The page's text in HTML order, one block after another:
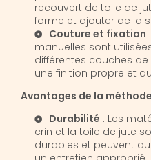
recouvert de toile de
forme et ajouter de la
Couture et fixation
manuelles sont
différentes couches
une finition propre et
Avantages de la
Durabilité : Les
crin et la toile de jute
durables et peuvent